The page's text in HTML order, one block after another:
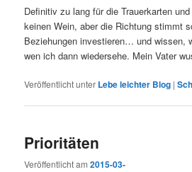
Definitiv zu lang für die Trauerkarten
keinen Wein, aber die Richtung stimmt
Beziehungen investieren… und wissen,
wen ich dann wiedersehe. Mein Vater
Veröffentlicht unter Lebe leichter Blog |
Prioritäten
Veröffentlicht am2015-03-